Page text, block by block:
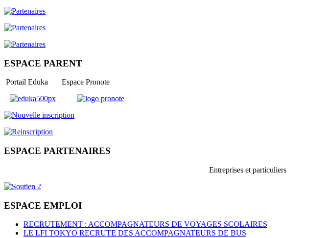
ESPACE PARENT
Portail Eduka Espace Pronote
ESPACE PARTENAIRES
Entreprises et particuliers
ESPACE EMPLOI
RECRUTEMENT : ACCOMPAGNATEURS DE VOYAGES SCOLAIRES
LE LFI TOKYO RECRUTE DES ACCOMPAGNATEURS DE BUS